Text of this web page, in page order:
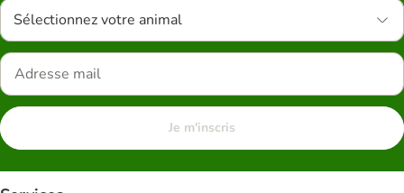
Sélectionnez votre animal
Je m'inscris